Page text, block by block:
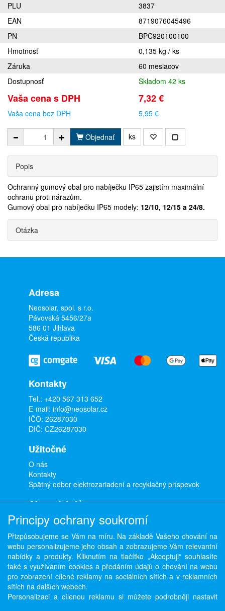
PLU
3837
EAN
8719076045496
PN
BPC920100100
Hmotnosť
0,135 kg / ks
Záruka
60 mesiacov
Dostupnosť
Skladom 42 ks
Vaša cena s DPH 7,32 €
Vaša cena bez DPH 5,95 €
Objednať ks
Popis
Ochranný gumový obal pro nabíječku IP65 zajistím maximální
ochranu proti nárazům.
Gumový obal pro nabíječku IP65 modely: 12/10, 12/15 a 24/8.
Otázka
Adresa
Neosolar, spol. s r.o.
Pávovská 5456/27a
586 01 Jihlava
Česká republika
Kontakty
Tel.: +420 567 313 652
E-mail: info@neosolar.cz
IČO: 26287030
DIČ: CZ26287030
Užitočné
O nás
Kontakty
Spätný odber elektrozariadení a recyklačný príspevok
Ako nakúpiť
Doprava a platba
Obchodné podmienky
Ochrana osobných údajov
Odstúpenie od zmluvy
Copyright © ABRA Software a.s. 2026,
Principy ochrany soukromí
Přizpůsobujeme se Vám na míru. Na základě Vašeho chování na
webu personalizujeme jeho obsah a zobrazujeme Vám relevantní
nabídky a produkty. Kliknutím na tlačítko „Akceptuji“ souhlasíte
také s využíváním cookies a předáním údajů o chování na webu
pro zobrazení cílené reklamy na sociálních sítích a v reklamních
sítích na dalších webech.
Personalizaci a cílenou reklamu si můžete podrobněji nastavit